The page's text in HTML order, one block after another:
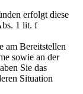
erfolgt diese
1 lit. f
am Bereitstellen
sowie an der
Sie das
Situation